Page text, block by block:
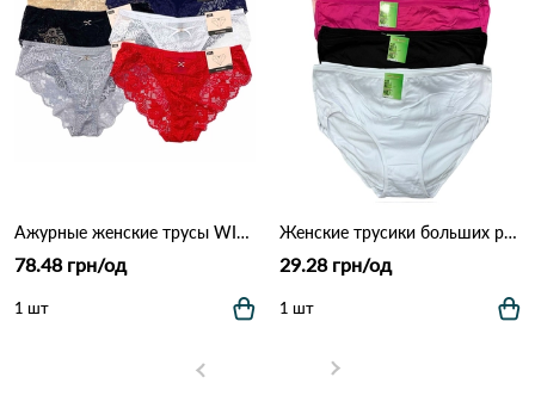
Ажурные женские трусы WILLAIRA 8022 5б Различные цвета
78.48 грн/од
1 шт
Женские трусики больших размеров MAD01 (4XL–7XL) 7F Различные цвета
29.28 грн/од
1 шт